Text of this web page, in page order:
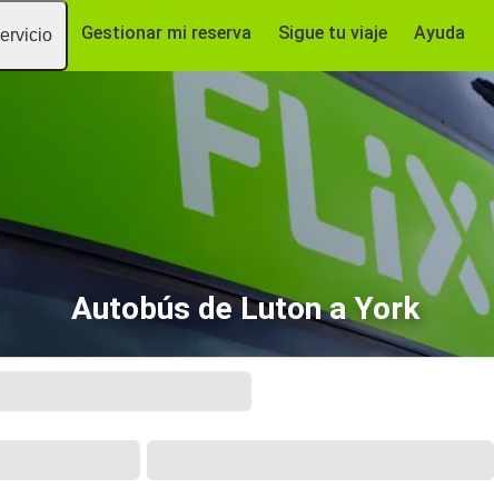
Gestionar mi reserva Sigue tu viaje Ayuda
Autobús de Luton a York